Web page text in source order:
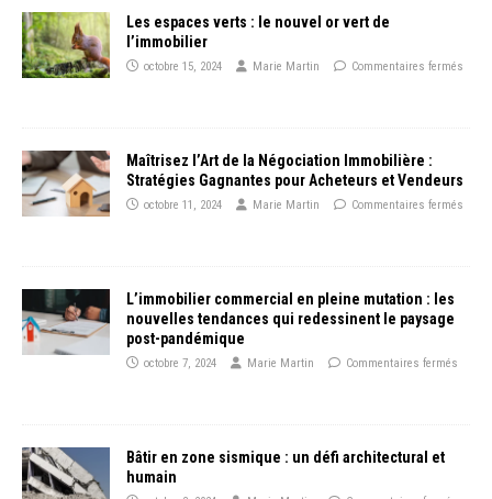
Les espaces verts : le nouvel or vert de
l’immobilier
octobre 15, 2024 Marie Martin Commentaires fermés
Maîtrisez l’Art de la Négociation Immobilière :
Stratégies Gagnantes pour Acheteurs et Vendeurs
octobre 11, 2024 Marie Martin Commentaires fermés
L’immobilier commercial en pleine mutation : les
nouvelles tendances qui redessinent le paysage
post-pandémique
octobre 7, 2024 Marie Martin Commentaires fermés
Bâtir en zone sismique : un défi architectural et
humain